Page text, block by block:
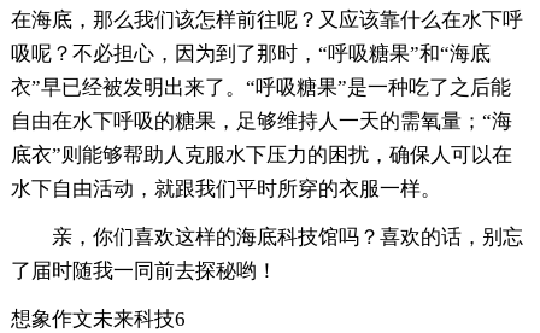
在海底，那么我们该怎样前往呢？又应该靠什么在水下呼
吸呢？不必担心，因为到了那时，“呼吸糖果”和“海底
衣”早已经被发明出来了。“呼吸糖果”是一种吃了之后能
自由在水下呼吸的糖果，足够维持人一天的需氧量；“海
底衣”则能够帮助人克服水下压力的困扰，确保人可以在
水下自由活动，就跟我们平时所穿的衣服一样。
亲，你们喜欢这样的海底科技馆吗？喜欢的话，别忘
了届时随我一同前去探秘哟！
想象作文未来科技6